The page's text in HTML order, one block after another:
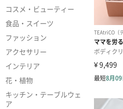
コスメ・ビューティー
食品・スイーツ
ファッション
アクセサリー
インテリア
花・植物
キッチン・テーブルウェ
ア